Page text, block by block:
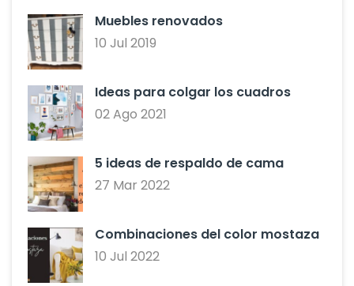
Muebles renovados
10 Jul 2019
Ideas para colgar los cuadros
02 Ago 2021
5 ideas de respaldo de cama
27 Mar 2022
Combinaciones del color mostaza
10 Jul 2022